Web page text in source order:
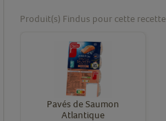
Produit(s) Findus pour cette recette
Pavés de Saumon
Atlantique